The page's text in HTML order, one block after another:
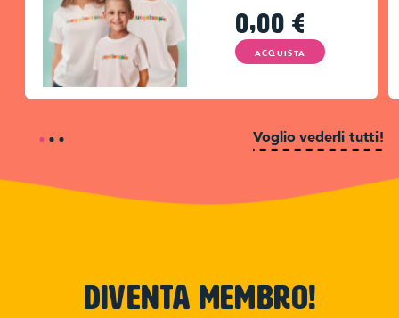
0,00 €
ACQUISTA
Voglio vederli tutti!
Diventa membro!